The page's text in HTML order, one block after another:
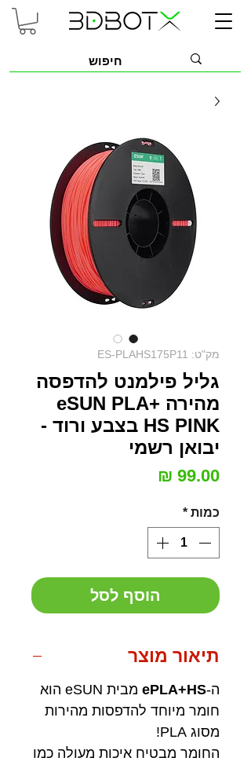
מק"ט: ES-PLAHS175P11
גליל פילמנט להדפסה
מהירה eSUN PLA+
HS PINK בצבע ורוד -
יבואן רשמי
כמות *
הוסף לסל
תיאור מוצר
ה-ePLA+HS
מבית eSUN הוא
חומר מיוחד להדפסות מהירות
מסוג PLA!
החומר מבטיח איכות מעולה כמו